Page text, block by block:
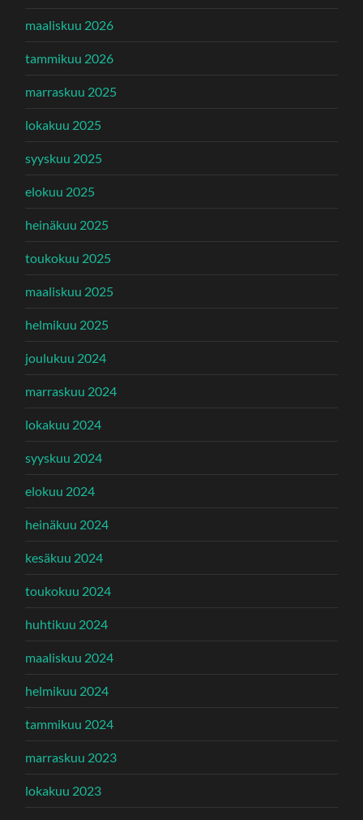
maaliskuu 2026
tammikuu 2026
marraskuu 2025
lokakuu 2025
syyskuu 2025
elokuu 2025
heinäkuu 2025
toukokuu 2025
maaliskuu 2025
helmikuu 2025
joulukuu 2024
marraskuu 2024
lokakuu 2024
syyskuu 2024
elokuu 2024
heinäkuu 2024
kesäkuu 2024
toukokuu 2024
huhtikuu 2024
maaliskuu 2024
helmikuu 2024
tammikuu 2024
marraskuu 2023
lokakuu 2023